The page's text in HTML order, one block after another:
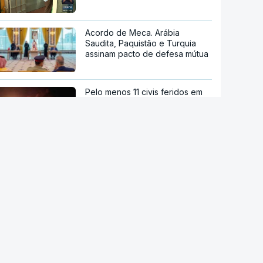
Acordo de Meca. Arábia
Saudita, Paquistão e Turquia
assinam pacto de defesa mútua
Pelo menos 11 civis feridos em